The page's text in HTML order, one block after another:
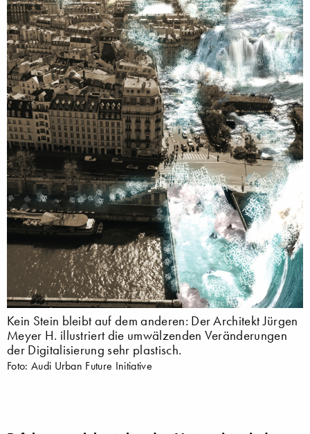
Kein Stein bleibt auf dem anderen: Der Architekt Jürgen
Meyer H. illustriert die umwälzenden Veränderungen
der Digitalisierung sehr plastisch.
Foto: Audi Urban Future Initiative